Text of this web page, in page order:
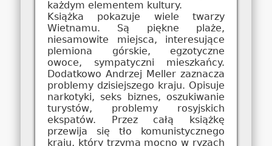
każdym elementem kultury.
Książka pokazuje wiele twarzy
Wietnamu. Są piękne plaże,
niesamowite miejsca, interesujące
plemiona górskie, egzotyczne
owoce, sympatyczni mieszkańcy.
Dodatkowo Andrzej Meller zaznacza
problemy dzisiejszego kraju. Opisuje
narkotyki, seks biznes, oszukiwanie
turystów, problemy rosyjskich
ekspatów. Przez całą książkę
przewija się tło komunistycznego
kraju, który trzyma mocno w ryzach